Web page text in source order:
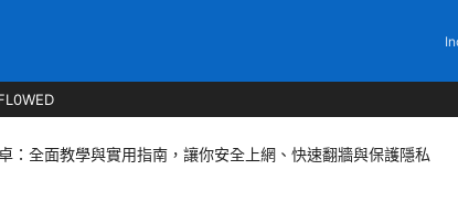
：全面教學與實用指南，讓你安全上網、快速翻牆與保護隱私